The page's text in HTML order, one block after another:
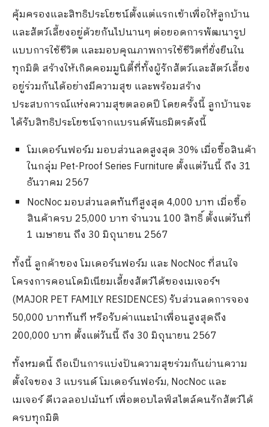
คุ้มครองและสิทธิประโยชน์ตั้งแต่แรกเข้าเพื่อให้ลูกบ้าน
และสัตว์เลี้ยงอยู่ด้วยกันไปนานๆ ต่อยอดการพัฒนารูป
แบบการใช้ชีวิต และมอบคุณภาพการใช้ชีวิตที่ยั่งยืนใน
ทุกมิติ สร้างให้เกิดคอมมูนิตี้ที่ทั้งผู้รักสัตว์และสัตว์เลี้ยง
อยู่ร่วมกันได้อย่างมีความสุข และพร้อมสร้าง
ประสบการณ์แห่งความสุขตลอดปี โดยครั้งนี้ ลูกบ้านจะ
ได้รับสิทธิประโยชน์จากแบรนด์พันธมิตรดังนี้
โมเดอร์นฟอร์ม มอบส่วนลดสูงสุด 30% เมื่อซื้อสินค้า
ในกลุ่ม Pet-Proof Series Furniture ตั้งแต่วันนี้ ถึง 31
ธันวาคม 2567
NocNoc มอบส่วนลดทันทีสูงสุด 4,000 บาท เมื่อซื้อ
สินค้าครบ 25,000 บาท จำนวน 100 สิทธิ์ ตั้งแต่วันที่
1 เมษายน ถึง 30 มิถุนายน 2567
ทั้งนี้ ลูกค้าของ โมเดอร์นฟอร์ม และ NocNoc ที่สนใจ
โครงการคอนโดมิเนียมเลี้ยงสัตว์ได้ของเมเจอร์ฯ
(MAJOR PET FAMILY RESIDENCES) รับส่วนลดการจอง
50,000 บาททันที หรือรับค่าแนะนำเพื่อนสูงสุดถึง
200,000 บาท ตั้งแต่วันนี้ ถึง 30 มิถุนายน 2567
ทั้งหมดนี้ ถือเป็นการแบ่งปันความสุขร่วมกันผ่านความ
ตั้งใจของ 3 แบรนด์ โมเดอร์นฟอร์ม, NocNoc และ
เมเจอร์ ดีเวลลอปเม้นท์ เพื่อตอบไลฟ์สไตล์คนรักสัตว์ได้
ครบทุกมิติ